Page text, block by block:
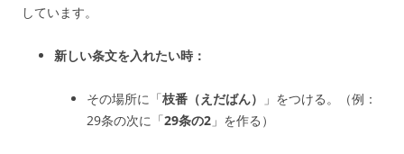
しています。
新しい条文を入れたい時：
その場所に「枝番（えだばん）
」をつける。（例：
29条の次に「29条の2 」を作る）